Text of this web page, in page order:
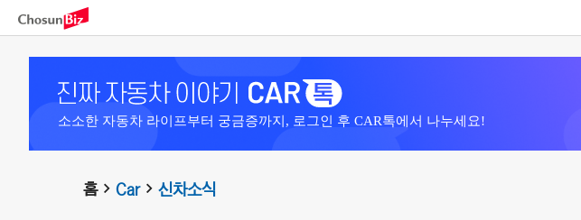
소소한 자동차 라이프부터 궁금증까지, 로그인 후 CAR톡에서 나누세요!
홈 Car 신차소식